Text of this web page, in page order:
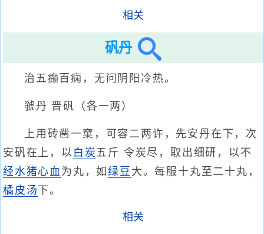
相关
矾丹
治五癫百痫，无问阴阳冷热。
虢丹 晋矾（各一两）
上用砖凿一窠，可容二两许，先安丹在下，次
安矾在上，以 白炭五斤 令炭尽，取出细研，以不
经水猪心血为丸，如绿豆 大。每服十丸至二十丸，
橘皮汤 下。
相关